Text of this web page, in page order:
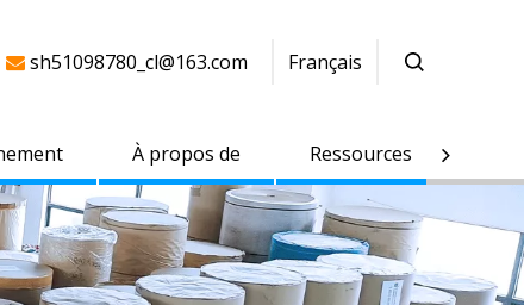
 sh51098780_cl@163.com Français
À propos de Ressources